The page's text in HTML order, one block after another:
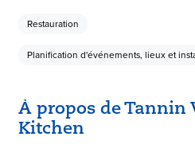
Restauration
Planification d'événements, lieux et
À propos de Tannin
Kitchen